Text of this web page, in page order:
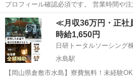
プロフィール確認必須です。 営業時間や注意
⚠️ 当店はリサイクルショップの為、原則
対応は致しかねます。 家電等に関しまし
商品の不備や故障があっ...
岡山 倉敷市 弥生駅 その他
≪月収36万円・正社
時給1,650円
日研トータルソーシング
水島駅
【岡山県倉敷市水島】寮費無料！未経験